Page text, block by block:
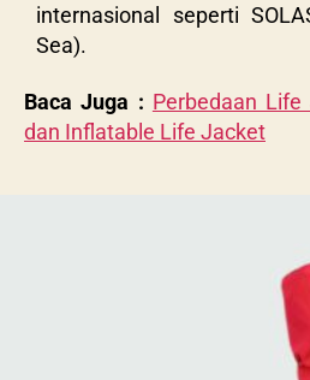
internasional seperti
Sea).
Baca Juga : Perbedaan
dan Inflatable Life Jacket